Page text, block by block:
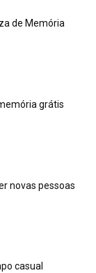
de Memória
grátis
novas pessoas
casual